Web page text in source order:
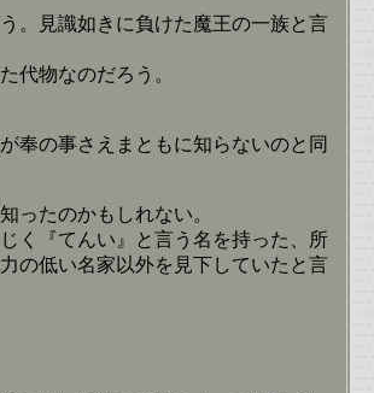
。見識如きに負けた魔王の一族と言
代物なのだろう。
奉の事さえまともに知らないのと同
ったのかもしれない。
く『てんい』と言う名を持った、所
の低い名家以外を見下していたと言